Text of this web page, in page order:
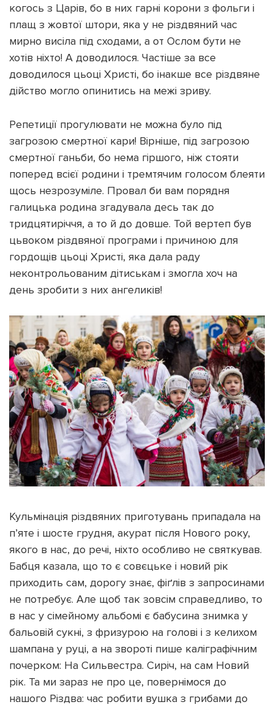
когось з Царів, бо в них гарні корони з фольги і
плащ з жовтої штори, яка у не різдвяний час
мирно висіла під сходами, а от Ослом бути не
хотів ніхто! А доводилося. Частіше за все
доводилося цьоці Христі, бо інакше все різдвяне
дійство могло опинитись на межі зриву.
Репетиції прогулювати не можна було під
загрозою смертної кари! Вірніше, під загрозою
смертної ганьби, бо нема гіршого, ніж стояти
поперед всієї родини і тремтячим голосом блеяти
щось незрозуміле. Провал би вам порядня
галицька родина згадувала десь так до
тридцятиріччя, а то й до довше. Той вертеп був
цьвоком різдвяної програми і причиною для
гордощів цьоці Христі, яка дала раду
неконтрольованим дітиськам і змогла хоч на
день зробити з них ангеликів!
Кульмінація різдвяних приготувань припадала на
п’яте і шосте грудня, акурат після Нового року,
якого в нас, до речі, ніхто особливо не святкував.
Бабця казала, що то є совєцьке і новий рік
приходить сам, дорогу знає, фіґлів з запросинами
не потребує. Але щоб так зовсім справедливо, то
в нас у сімейному альбомі є бабусина знимка у
бальовій сукні, з фризурою на голові і з келихом
шампана у руці, а на звороті пише каліграфічним
почерком: На Сильвестра. Сиріч, на сам Новий
рік. Та ми зараз не про це, повернімося до
нашого Різдва: час робити вушка з грибами до